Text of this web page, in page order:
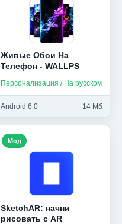
Живые Обои На
Телефон - WALLPS
Персонализация / На русском
Android 6.0+ 14 Мб
SketchAR: начни
рисовать с AR
Мод